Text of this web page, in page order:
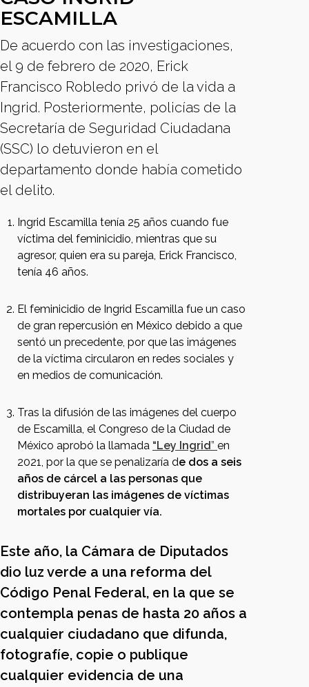
ESCAMILLA
De acuerdo con las investigaciones,
el 9 de febrero de 2020, Erick
Francisco Robledo privó de la vida a
Ingrid. Posteriormente, policías de la
Secretaría de Seguridad Ciudadana
(SSC) lo detuvieron en el
departamento donde había cometido
el delito.
Ingrid Escamilla tenía 25 años cuando fue
víctima del feminicidio, mientras que su
agresor, quien era su pareja, Erick Francisco,
tenía 46 años.
El feminicidio de Ingrid Escamilla fue un caso
de gran repercusión en México debido a que
sentó un precedente, por que las imágenes
de la víctima circularon en redes sociales y
en medios de comunicación.
Tras la difusión de las imágenes del cuerpo
de Escamilla, el Congreso de la Ciudad de
México aprobó la llamada “Ley Ingrid” en
2021, por la que se penalizaría de dos a seis
años de cárcel a las personas que
distribuyeran las imágenes de víctimas
mortales por cualquier vía.
Este año, la Cámara de Diputados
dio luz verde a una reforma del
Código Penal Federal, en la que se
contempla penas de hasta 20 años a
cualquier ciudadano que difunda,
fotografíe, copie o publique
cualquier evidencia de una